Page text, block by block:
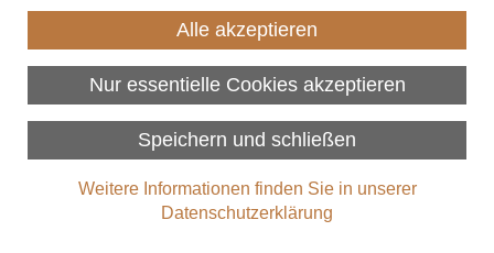
Über uns
Ausstrahlung eines natürlichen, nachwachsenden Baustoffes.
Das macht den Holzbau nicht nur zu einer traditionsreichen,
Alle akzeptieren
Nur essentielle Cookies akzeptieren
Speichern und schließen
Weitere Informationen finden Sie in unserer
Datenschutzerklärung